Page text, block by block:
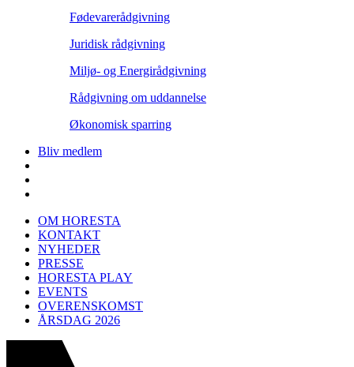
Fødevarerådgivning
Juridisk rådgivning
Miljø- og Energirådgivning
Rådgivning om uddannelse
Økonomisk sparring
Bliv medlem
OM HORESTA
KONTAKT
NYHEDER
PRESSE
HORESTA PLAY
EVENTS
OVERENSKOMST
ÅRSDAG 2026